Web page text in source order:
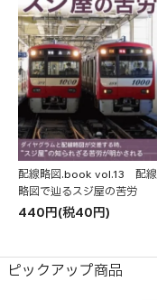
配線略図.book vol.13 配線
略図で辿るスジ屋の苦労
440円(税40円)
ピックアップ商品